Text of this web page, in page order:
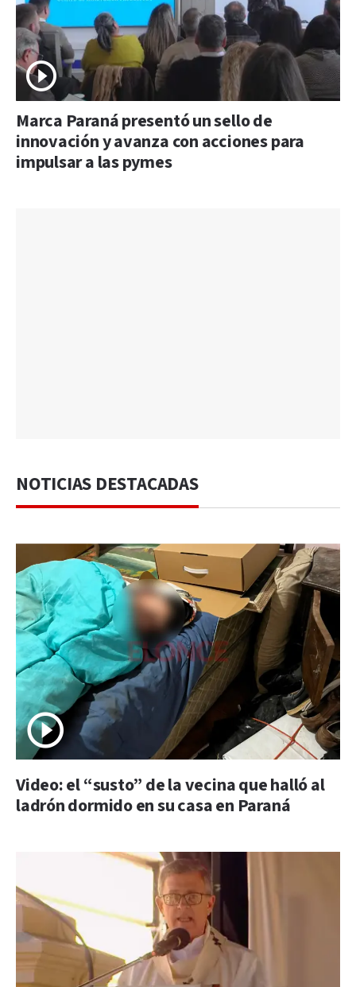
Marca Paraná presentó un sello de
innovación y avanza con acciones para
impulsar a las pymes
NOTICIAS DESTACADAS
Video: el “susto” de la vecina que halló al
ladrón dormido en su casa en Paraná